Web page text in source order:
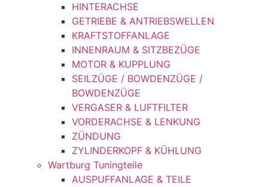
HINTERACHSE
GETRIEBE & ANTRIEBSWELLEN
KRAFTSTOFFANLAGE
INNENRAUM & SITZBEZÜGE
MOTOR & KUPPLUNG
SEILZÜGE / BOWDENZÜGE /
BOWDENZÜGE
VERGASER & LUFTFILTER
VORDERACHSE & LENKUNG
ZÜNDUNG
ZYLINDERKOPF & KÜHLUNG
Wartburg Tuningteile
AUSPUFFANLAGE & TEILE